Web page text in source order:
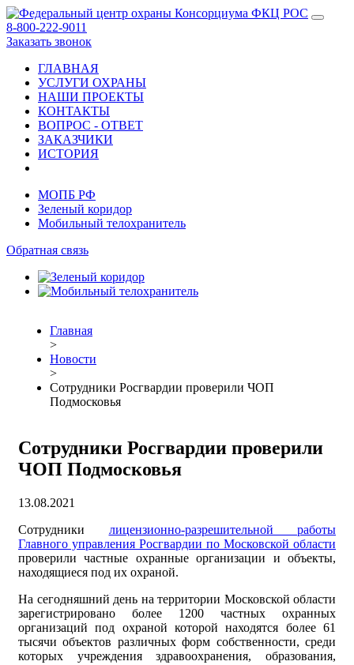
8-800-222-9011
Заказать звонок
ГЛАВНАЯ
УСЛУГИ ОХРАНЫ
НАШИ ПРОЕКТЫ
КОНТАКТЫ
ВОПРОС - ОТВЕТ
ЗАКАЗЧИКИ
ИСТОРИЯ
МОПБ РФ
Зеленый коридор
Мобильный телохранитель
Обратная связь
Главная
>
Новости
>
Сотрудники Росгвардии проверили ЧОП
Подмосковья
Сотрудники Росгвардии проверили
ЧОП Подмосковья
13.08.2021
Сотрудники лицензионно-разрешительной работы
Главного управления Росгвардии по Московской области
проверили частные охранные организации и объекты,
находящиеся под их охраной.
На сегодняшний день на территории Московской области
зарегистрировано более 1200 частных охранных
организаций под охраной которой находятся более 61
тысячи объектов различных форм собственности, среди
которых учреждения здравоохранения, образования,